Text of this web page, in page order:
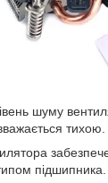
шуму
підшипника.